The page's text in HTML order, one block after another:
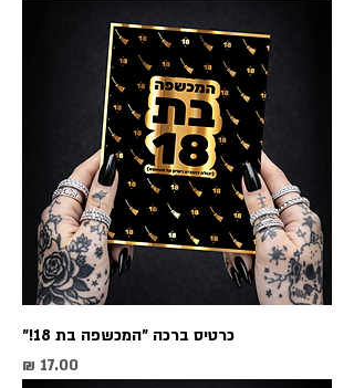
כרטיס ברכה ״המכשפה בת 18!״
מחיר